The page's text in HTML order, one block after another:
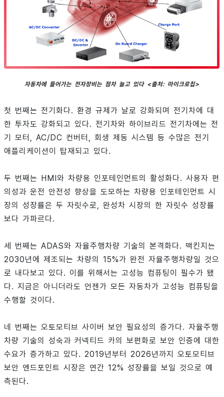
자동차에 들어가는 전자장비는 점차 늘고 있다 <출처: 마이크로칩>
첫 번째는 전기화다. 환경 규제가 날로 강화되며 전기차에 대
한 투자도 강화되고 있다. 전기차와 하이브리드 전기차에는 전
기 모터, AC/DC 컨버터, 회생 제동 시스템 등 수많은 전기
애플리케이션이 탑재되고 있다.
두 번째는 HMI와 차량용 인포테인먼트의 활성화다. 사용자 편
의성과 운전 안전성 향상을 도모하는 차량용 인포테인먼트 시
장의 성장률은 두 자릿수로, 완성차 시장의 한 자릿수 성장률
보다 가파르다.
세 번째는 ADAS와 자율주행차량 기술의 본격화다. 맥킨지는
2030년에 제조되는 차량의 15%가 완전 자율주행차량일 것으
로 내다보고 있다. 이를 위해서는 고성능 컴퓨팅이 필수가 됐
다. 지금은 아니더라도 언젠가 모든 자동차가 고성능 컴퓨팅을
수행할 것이다.
네 번째는 오토모티브 사이버 보안 필요성의 증가다. 자율주행
차량 기술의 성숙과 커넥티드 카의 보편화로 보안 인증에 대한
수요가 증가하고 있다. 2019년부터 2026년까지 오토모티브
보안 엔드포인트 시장은 연간 12% 성장률을 보일 것으로 예
측된다.